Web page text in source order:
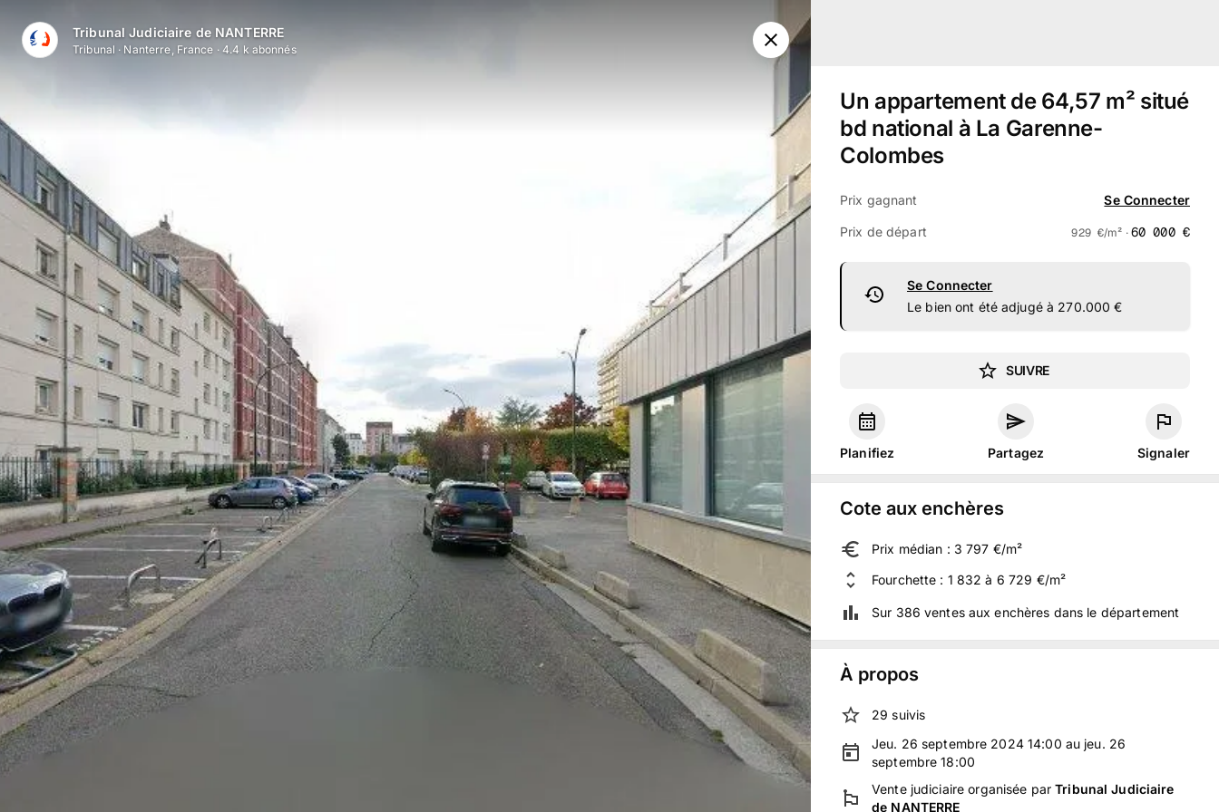
Tribunal Judiciaire de NANTERRE
Tribunal · Nanterre, France · 4.4 k abonnés
Un appartement de 64,57 m² situé
bd national à La Garenne-
Colombes
Prix gagnant Se Connecter
Prix de départ 929 €/m² · 60 000 €
Se Connecter
Le bien ont été adjugé à 270.000 €
SUIVRE
Planifiez Partagez Signaler
Cote aux enchères
Prix médian : 3 797 €/m²
Fourchette : 1 832 à 6 729 €/m²
Sur 386 ventes aux enchères dans le département
À propos
29 suivis
Jeu. 26 septembre 2024 14:00 au jeu. 26
septembre 18:00
Vente judiciaire organisée parTribunal Judiciaire
de NANTERRE